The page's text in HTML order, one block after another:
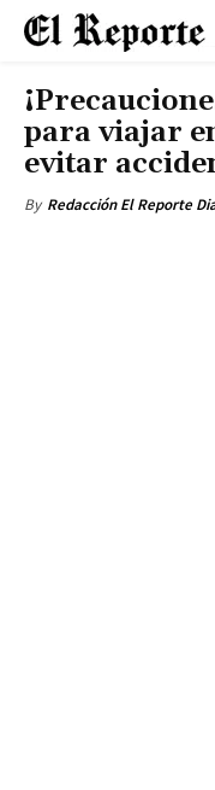
para viajar
evitar
By Redacción El Reporte